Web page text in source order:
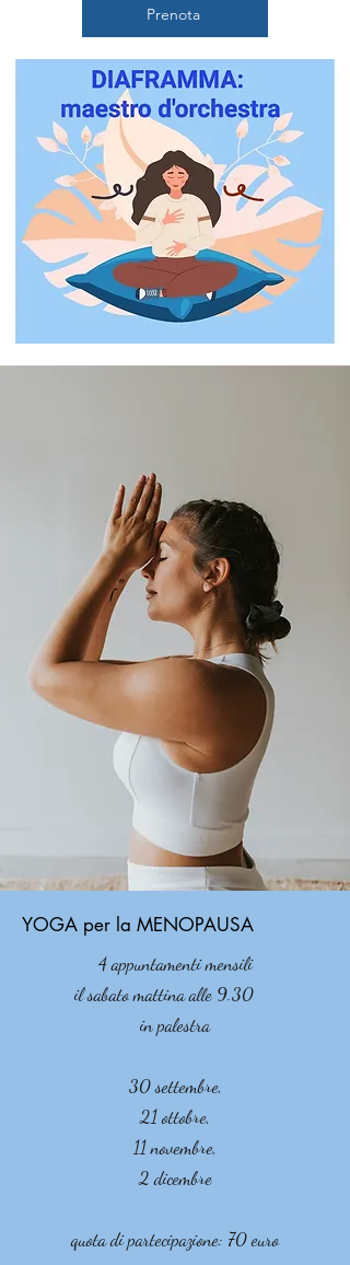
Prenota
YOGA per la MENOPAUSA
4 appuntamenti mensili
il sabato mattina alle 9.30
in palestra
30 settembre,
21 ottobre,
11 novembre,
2 dicembre
quota di partecipazione: 70 euro